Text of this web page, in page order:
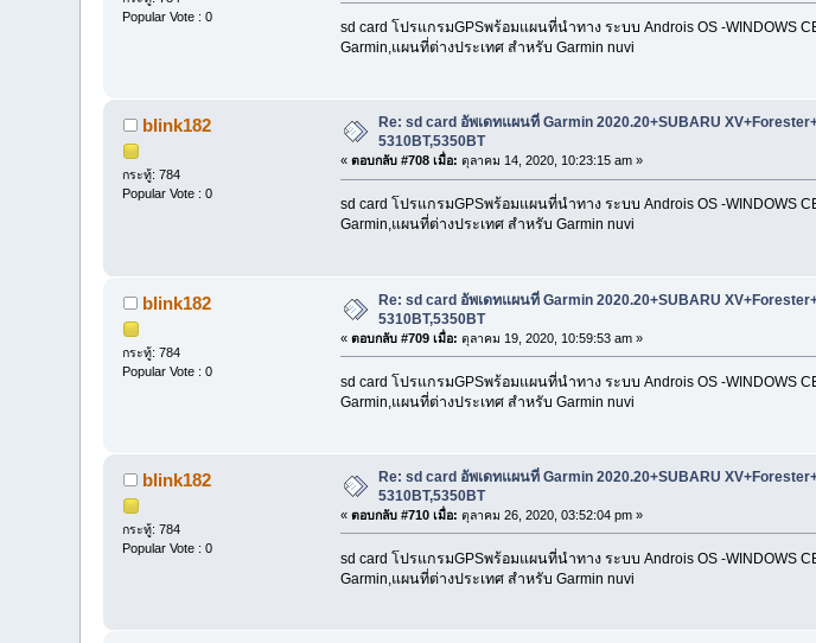
Popular Vote : 0
sd card โปรแกรมGPSพร้อมแผนที่นำทาง ระบบ Androis OS -WINDOWS
Garmin,แผนที่ต่างประเทศ สำหรับ Garmin nuvi
blink182
กระทู้: 784
Popular Vote : 0
Re: sd card อัพเดทแผนที่ Garmin 2020.20+SUBARU
5310BT,5350BT
« ตอบกลับ #708 เมื่อ: ตุลาคม 14, 2020, 10:23:15 am »
sd card โปรแกรมGPSพร้อมแผนที่นำทาง ระบบ Androis OS -WINDOWS
Garmin,แผนที่ต่างประเทศ สำหรับ Garmin nuvi
blink182
กระทู้: 784
Popular Vote : 0
Re: sd card อัพเดทแผนที่ Garmin 2020.20+SUBARU
5310BT,5350BT
« ตอบกลับ #709 เมื่อ: ตุลาคม 19, 2020, 10:59:53 am »
sd card โปรแกรมGPSพร้อมแผนที่นำทาง ระบบ Androis OS -WINDOWS
Garmin,แผนที่ต่างประเทศ สำหรับ Garmin nuvi
blink182
กระทู้: 784
Popular Vote : 0
Re: sd card อัพเดทแผนที่ Garmin 2020.20+SUBARU
5310BT,5350BT
« ตอบกลับ #710 เมื่อ: ตุลาคม 26, 2020, 03:52:04 pm »
sd card โปรแกรมGPSพร้อมแผนที่นำทาง ระบบ Androis OS -WINDOWS
Garmin,แผนที่ต่างประเทศ สำหรับ Garmin nuvi